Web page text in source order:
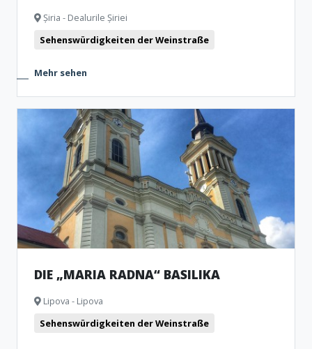
Șiria - Dealurile Șiriei
Sehenswürdigkeiten der Weinstraße
Mehr sehen
DIE „MARIA RADNA“ BASILIKA
Lipova - Lipova
Sehenswürdigkeiten der Weinstraße